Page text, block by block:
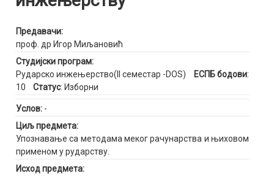
Предавачи:
проф. др Игор Миљановић
Студијски програм:
Рударско инжењерство(II семестар -DOS)
ЕСПБ бодови:
10 Статус: Изборни
Услов: -
Циљ предмета:
Упознавање са методама меког рачунарства и њиховом
применом у рударству.
Исход предмета: